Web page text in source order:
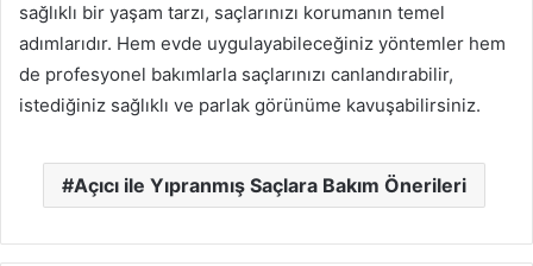
sağlıklı bir yaşam tarzı, saçlarınızı korumanın temel
adımlarıdır. Hem evde uygulayabileceğiniz yöntemler hem
de profesyonel bakımlarla saçlarınızı canlandırabilir,
istediğiniz sağlıklı ve parlak görünüme kavuşabilirsiniz.
Açıcı ile Yıpranmış Saçlara Bakım Önerileri